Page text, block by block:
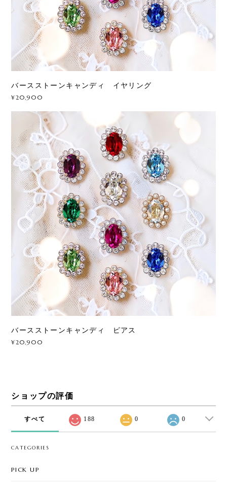
バースストーンキャンディ イヤリング
¥20,900
バースストーンキャンディ ピアス
¥20,900
ショップの評価
すべて 188 0 0
CATEGORIES
PICK UP